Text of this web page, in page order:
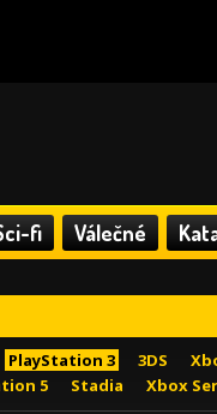
fi Válečné
PlayStation 3 3DS
5 Stadia Xbox